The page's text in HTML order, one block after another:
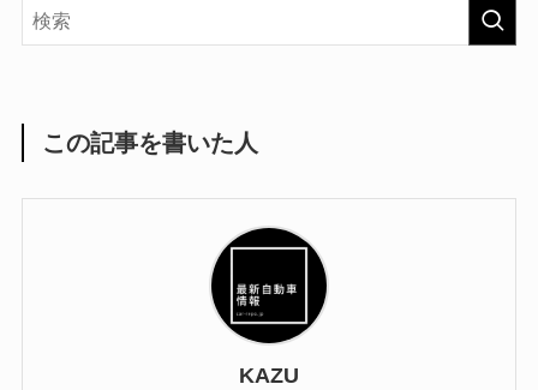
この記事を書いた人
KAZU